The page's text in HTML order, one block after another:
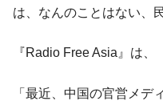
は、なんのことはない、
『Radio Free Asia』は、
「最近、中国の官営メデ